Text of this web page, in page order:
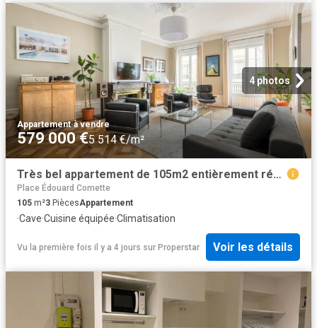
4 photos
Appartement·à vendre
579 000 €5 514 €/m²
Très bel appartement de 105m2 entièrement rénové au pied de la place Bellecour
Place Édouard Comette
105 m²3 PiècesAppartement
·Cave·Cuisine équipée·Climatisation
Vu la première fois il y a 4 jours sur Properstar Voir les détails